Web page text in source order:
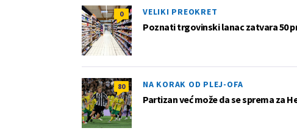
0 VELIKI PREOKRET
Poznati trgovinski lanac zatvara 50
80 NA KORAK OD PLEJ-OFA
Partizan već može da se sprema za